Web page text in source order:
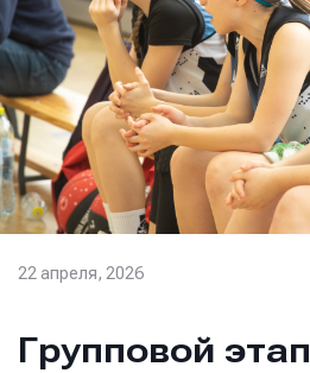
22 апреля, 2026
Групповой этап